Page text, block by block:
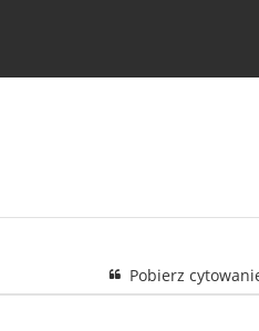
Pobierz